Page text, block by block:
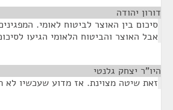
דורון יהודה
סיכום בין האוצר לביטוח לאומי.
אבל האוצר והביטוח הלאומי הגיעו
היו"ר יצחק גלנטי
זאת שיטה מצוינת. אז מדוע שעכשיו לא